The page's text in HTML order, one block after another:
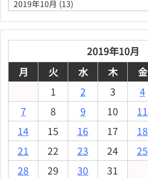
ー
カ
2019年10月
月
火 水 木 金
1
2 3 4
7
8 9 10 11
14
15 16 17 18
21
22 23 24 25
28
29 30 31